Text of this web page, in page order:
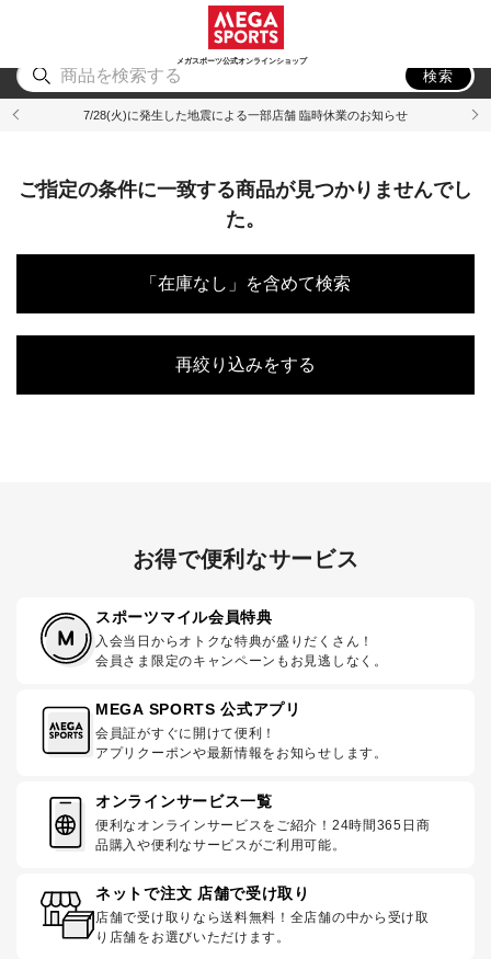
メガスポーツ公式オンラインショップ
アウトドア
検索
7/28(火)に発生した地震による一部店舗 臨時休業のお知らせ
ご指定の条件に一致する商品が見つかりませんでし
た。
「在庫なし」を含めて検索
再絞り込みをする
お得で便利なサービス
スポーツマイル会員特典
入会当日からオトクな特典が盛りだくさん！
会員さま限定のキャンペーンもお見逃しなく。
MEGA SPORTS 公式アプリ
会員証がすぐに開けて便利！
アプリクーポンや最新情報をお知らせします。
オンラインサービス一覧
便利なオンラインサービスをご紹介！24時間365日商
品購入や便利なサービスがご利用可能。
ネットで注文 店舗で受け取り
店舗で受け取りなら送料無料！全店舗の中から受け取
り店舗をお選びいただけます。